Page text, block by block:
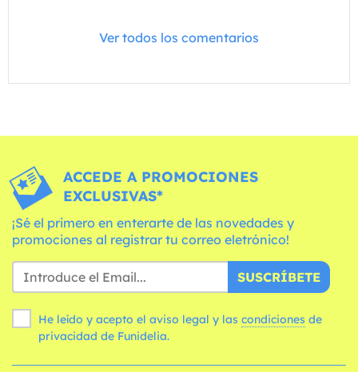
Ver todos los comentarios
ACCEDE A PROMOCIONES
EXCLUSIVAS*
¡Sé el primero en enterarte de las novedades y
promociones al registrar tu correo eletrónico!
SUSCRÍBETE
He leído y acepto el aviso legal y las condiciones
privacidad de Funidelia.